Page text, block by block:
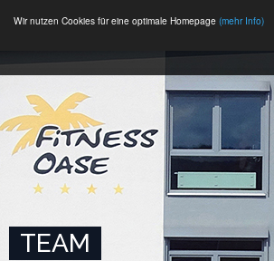
Wir nutzen Cookies für eine optimale Homepage (mehr Info)
TEAM